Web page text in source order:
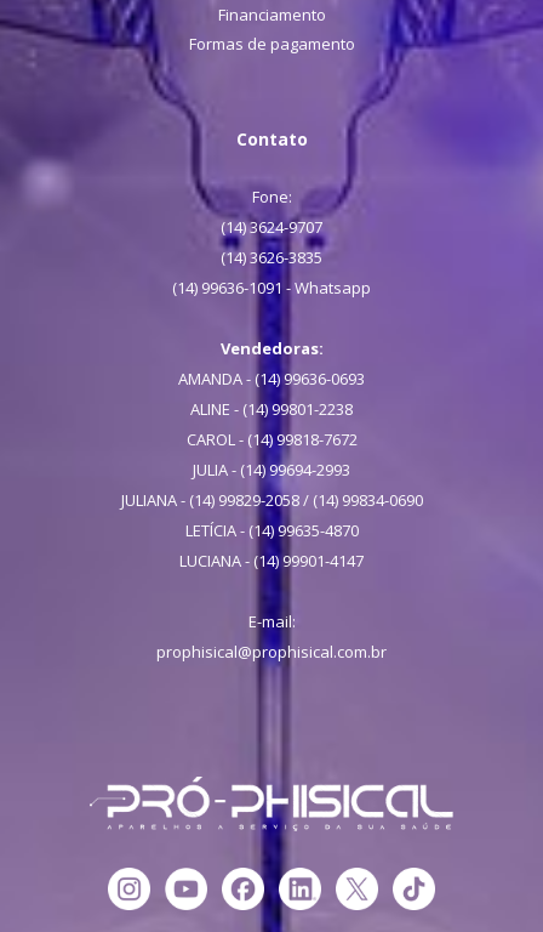
Financiamento
Formas de pagamento
Contato
Fone:
(14) 3624-9707
(14) 3626-3835
(14) 99636-1091 - Whatsapp
Vendedoras:
AMANDA - (14) 99636-0693
ALINE - (14) 99801-2238
CAROL - (14) 99818-7672
JULIA - (14) 99694-2993
JULIANA - (14) 99829-2058 / (14) 99834-0690
LETÍCIA - (14) 99635-4870
LUCIANA - (14) 99901-4147
E-mail:
prophisical@prophisical.com.br